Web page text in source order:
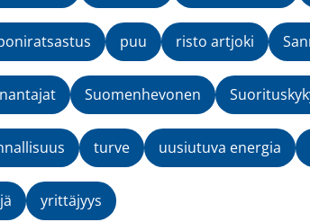
puu risto artjoki
Suomenhevonen
turve uusiutuva energia
yrittäjyys